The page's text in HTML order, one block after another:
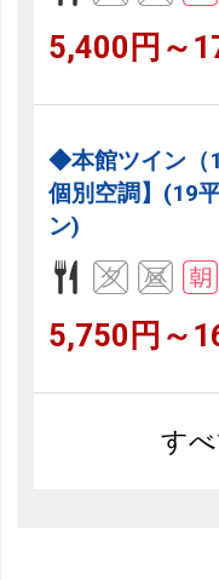
5,400円～
◆本館ツイン（
個別空調】(19
ン)
5,750円～
す